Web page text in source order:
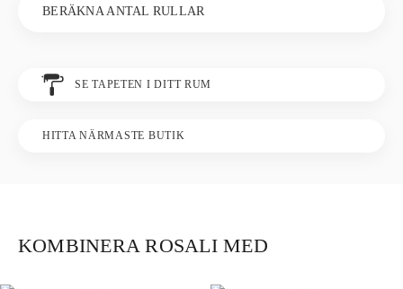
BERÄKNA ANTAL RULLAR
SE TAPETEN I DITT RUM
HITTA NÄRMASTE BUTIK
KOMBINERA ROSALI MED